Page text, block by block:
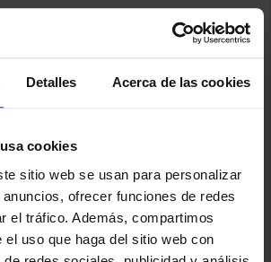
Detalles Acerca de las cookies
cookies
sitio web se usan para personalizar
ofrecer funciones de redes
el tráfico. Además, compartimos
el uso que haga del sitio web con